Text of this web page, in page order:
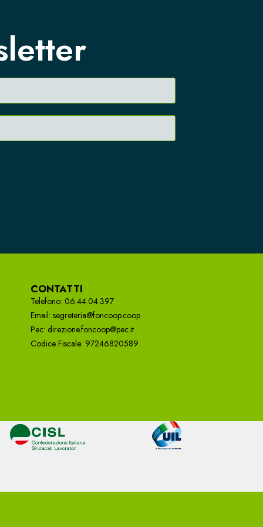
CONTATTI
Telefono: 06.44.04.397
Email: segreteria@foncoop.coop
Pec: direzione.foncoop@pec.it
Codice Fiscale: 97246820589